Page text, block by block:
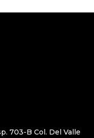
703-B Col. Del Valle